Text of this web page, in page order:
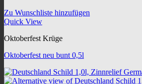
Zu Wunschliste hinzufügen
Quick View
Oktoberfest Krüge
Oktoberfest neu bunt 0,5l